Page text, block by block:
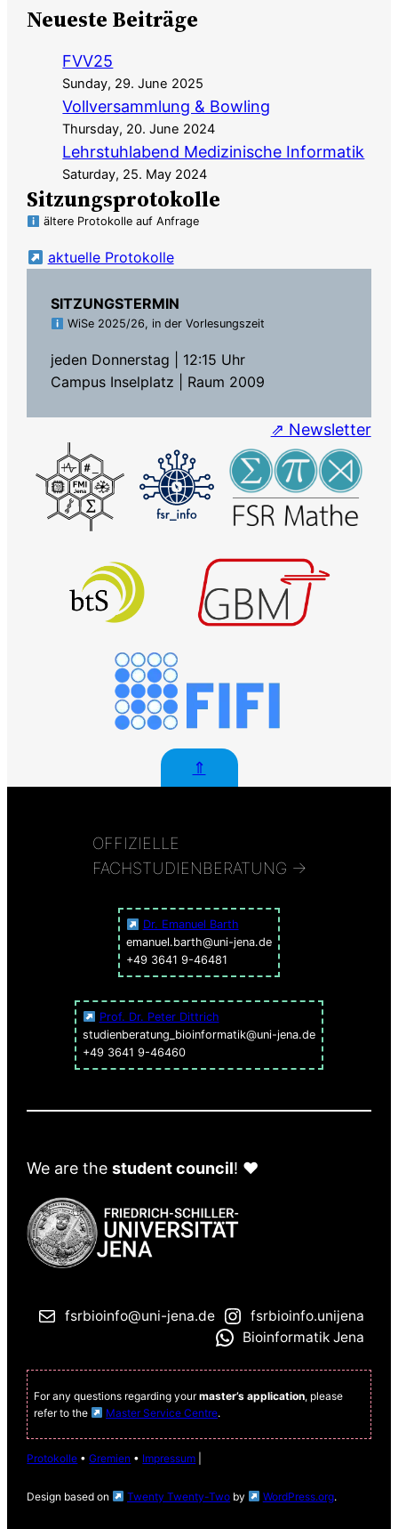
Neueste Beiträge
FVV25
Sunday, 29. June 2025
Vollversammlung & Bowling
Thursday, 20. June 2024
Lehrstuhlabend Medizinische Informatik
Saturday, 25. May 2024
Sitzungsprotokolle
ältere Protokolle auf Anfrage
aktuelle Protokolle
SITZUNGSTERMIN
WiSe 2025/26, in der Vorlesungszeit
jeden Donnerstag | 12:15 Uhr
Campus Inselplatz | Raum 2009
⇗ Newsletter
⇑
OFFIZIELLE
FACHSTUDIENBERATUNG →
Dr. Emanuel Barth
emanuel.barth@uni-jena.de
+49 3641 9-46481
Prof. Dr. Peter Dittrich
studienberatung_bioinformatik@uni-jena.de
+49 3641 9-46460
We are thestudent council! ♥️
fsrbioinfo@uni-jena.de
fsrbioinfo.unijena
Bioinformatik Jena
For any questions regarding yourmaster’s application, please
refer to the
Master Service Centre.
Protokolle •Gremien • Impressum
Design based on Twenty Twenty-Two by WordPress.org.